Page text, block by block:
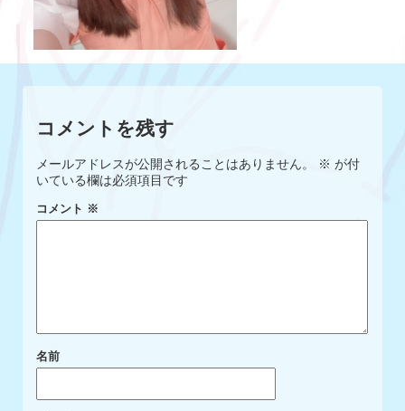
コメントを残す
メールアドレスが公開されることはありません。 ※ が付
いている欄は必須項目です
コメント ※
名前